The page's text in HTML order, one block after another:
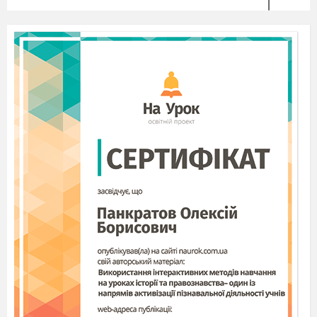
Першим сильним почуттям Тараса
дівчини Оксани Коваленко – юної Біатріче його
поезій. Кучерява Оксана і Тарас ще
маленькими дітьми вкупі грались, а потім одне
одного й покохали. Матері не раз жартували
про майбутнє одруження своїх мазунчиків.
З′являється Тарас- хлопчик з Оксаною-
дівчинкою.
Тарас.Ти у вінку – найкраща за всіх панянок
у світі. Я тобі ще й чобітки справлю зі
срібними підкійками.
Оксана.
Срібними?
Тарас.
І золотими дзвіночками на каблучках.
Оксана. Таких ні в кого ще не було.
Тарас.
А в тебе будуть.
Оксана.За що ж справимо?
Тарас.
Одіб′ємось від злиднів. Тоді усе й буде.